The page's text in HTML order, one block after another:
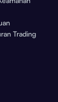
Trading